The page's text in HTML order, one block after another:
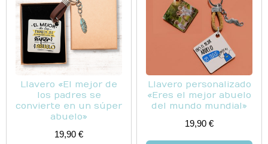
Llavero «El mejor de
los padres se
convierte en un súper
abuelo»
19,90 €
Llavero personalizado
«Eres el mejor abuelo
del mundo mundial»
19,90 €